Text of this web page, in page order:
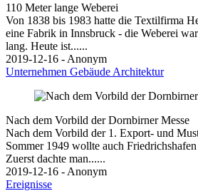
110 Meter lange Weberei
Von 1838 bis 1983 hatte die Textilfirma
eine Fabrik in Innsbruck - die Weberei
lang. Heute ist......
2019-12-16 - Anonym
Unternehmen Gebäude Architektur
Nach dem Vorbild der Dornbirner Messe
Nach dem Vorbild der 1. Export- und
Sommer 1949 wollte auch Friedrichshafen
Zuerst dachte man......
2019-12-16 - Anonym
Ereignisse